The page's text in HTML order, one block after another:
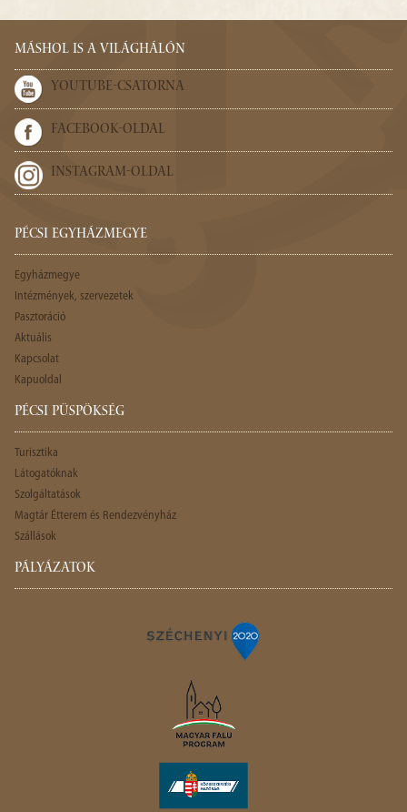
MÁSHOL IS A VILÁGHÁLÓN
YOUTUBE-CSATORNA
FACEBOOK-OLDAL
INSTAGRAM-OLDAL
PÉCSI EGYHÁZMEGYE
Egyházmegye
Intézmények, szervezetek
Pasztoráció
Aktuális
Kapcsolat
Kapuoldal
PÉCSI PÜSPÖKSÉG
Turisztika
Látogatóknak
Szolgáltatások
Magtár Étterem és Rendezvényház
Szállások
PÁLYÁZATOK